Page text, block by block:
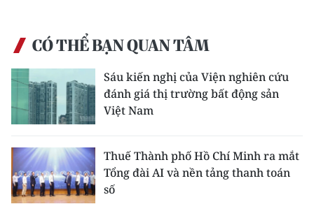
Trung du và miền núi phía Bắc
Bắc Trung Bộ
Duyên hải Nam Trung Bộ và Tây
Đông Nam Bộ
Đồng bằng sông Cửu Long
CÓ THỂ BẠN QUAN TÂM
Sáu kiến nghị của Viện nghiên cứu
đánh giá thị trường bất động sản
Việt Nam
Thuế Thành phố Hồ Chí Minh ra mắt
Tổng đài AI và nền tảng thanh toán
số